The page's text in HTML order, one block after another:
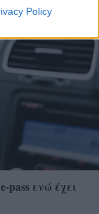
Policy
pass ενώ έχει